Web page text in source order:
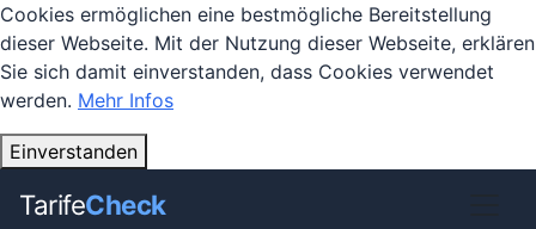
Cookies ermöglichen eine bestmögliche Bereitstellung
dieser Webseite. Mit der Nutzung dieser Webseite, erklären
Sie sich damit einverstanden, dass Cookies verwendet
werden. Mehr Infos
Einverstanden
TarifeCheck